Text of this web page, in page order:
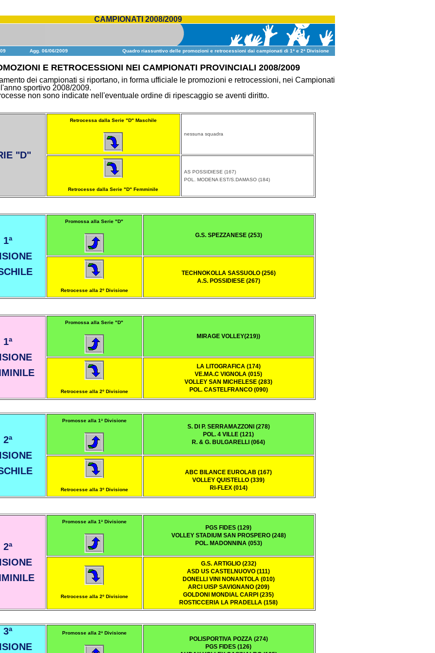
CAMPIONATI 2008/2009
Agg. 06/06/2009 Quadro riassuntivo delle promozioni e retrocessioni dai campionati di 1ª e 2ª Divisione
E RETROCESSIONI NEI CAMPIONATI PROVINCIALI 2008/2009
dei campionati si riportano, in forma ufficiale le promozioni e retrocessioni, nei Campionati
sportivo 2008/2009.
non sono indicate nell'eventuale ordine di ripescaggio se aventi diritto.
"D"
Retrocessa dalla Serie "D" Maschile
nessuna squadra
Retrocesse dalla Serie "D" Femminile
AS POSSIDIESE (167)
POL. MODENA EST/S.DAMASO (184)
1ª
Promossa alla Serie "D"
G.S. SPEZZANESE (253)
Retrocesse alla 2º Divisione
TECHNOKOLLA SASSUOLO (256)
A.S. POSSIDIESE (267)
1ª
Promossa alla Serie "D"
MIRAGE VOLLEY(219))
Retrocesse alla 2º Divisione
LA LITOGRAFICA (174)
VE.MA.C VIGNOLA (015)
VOLLEY SAN MICHELESE (283)
POL. CASTELFRANCO (090)
2ª
Promosse alla 1ª Divisione
S. DI P. SERRAMAZZONI (278)
POL. 4 VILLE (121)
R. & G. BULGARELLI (064)
Retrocesse alla 3º Divisione
ABC BILANCE EUROLAB (167)
VOLLEY QUISTELLO (339)
RI-FLEX (014)
2ª
Promosse alla 1ª Divisione
PGS FIDES (129)
VOLLEY STADIUM SAN PROSPERO (248)
POL. MADONNINA (053)
Retrocesse alla 2º Divisione
G.S. ARTIGLIO (232)
ASD US CASTELNUOVO (111)
DONELLI VINI NONANTOLA (010)
ARCI UISP SAVIGNANO (209)
GOLDONI MONDIAL CARPI (235)
ROSTICCERIA LA PRADELLA (158)
3ª
Promosse alla 2ª Divisione
POLISPORTIVA POZZA (274)
PGS FIDES (126)